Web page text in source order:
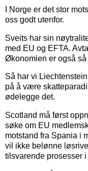
I Norge er det stor
oss godt utenfor.
Sveits har sin
med EU og EFTA.
Økonomien er også
Så har vi
på å være
ødelegge det.
Scotland må først
søke om EU
motstand fra Spania i
vil ikke belønne
tilsvarende prosesser